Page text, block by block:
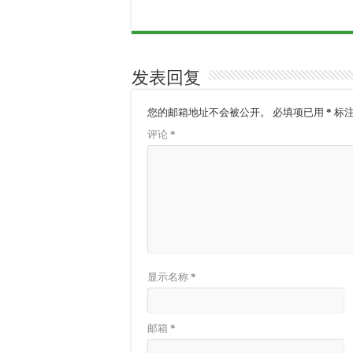
发表回复
您的邮箱地址不会被公开。 必填项已用 * 标
评论 *
显示名称 *
邮箱 *